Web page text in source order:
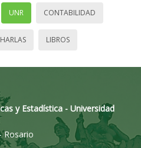
UNR CONTABILIDAD
LIBROS
y Estadística - Universidad
Rosario